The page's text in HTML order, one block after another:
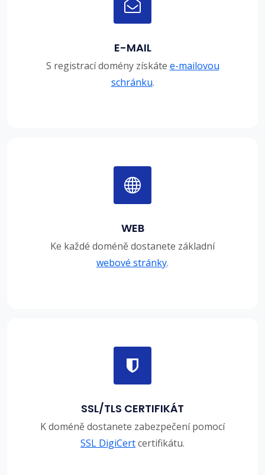
E-MAIL
S registrací domény získáte e-mailovou
schránku.
WEB
Ke každé doméně dostanete základní
webové stránky.
SSL/TLS CERTIFIKÁT
K doméně dostanete zabezpečení pomocí
SSL DigiCertcertifikátu.